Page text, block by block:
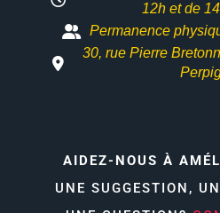
12h etde
Permanence
30, rue Pierre
AIDEZ-NOUS À
UNE SUGGESTION,